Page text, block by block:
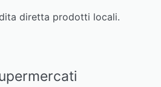
diretta prodotti locali.